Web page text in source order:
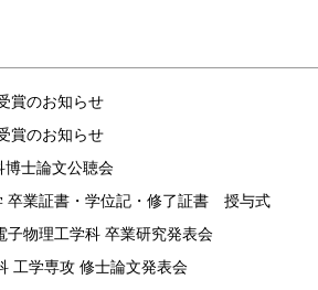
のお知らせ
のお知らせ
博士論文公聴会
卒業証書・学位記・修了証書 授与式
子物理工学科 卒業研究発表会
工学専攻 修士論文発表会